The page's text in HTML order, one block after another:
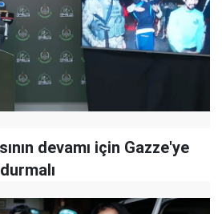
devamı için Gazze'ye